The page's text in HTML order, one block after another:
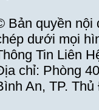
Bản quyền nội
dưới mọi
Tin Liên
chỉ: Phòng
An, TP.